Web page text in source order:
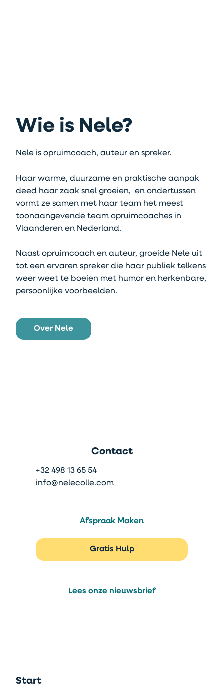
Wie is Nele?
Nele is opruimcoach, auteur en spreker.
​Haar warme, duurzame en praktische aanpak
deed haar zaak snel groeien, en ondertussen
vormt ze samen met haar team het meest
toonaangevende team opruimcoaches in
Vlaanderen en Nederland.
Naast opruimcoach en auteur, groeide Nele uit
tot een ervaren spreker die haar publiek telkens
weer weet te boeien met humor en herkenbare,
persoonlijke voorbeelden.
Over Nele
Contact
+32 498 13 65 54
info@nelecolle.com
Gratis Hulp
Afspraak Maken
Lees onze nieuwsbrief
Start